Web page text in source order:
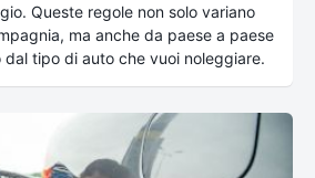
Queste regole non solo variano
ma anche da paese a paese
tipo di auto che vuoi noleggiare.